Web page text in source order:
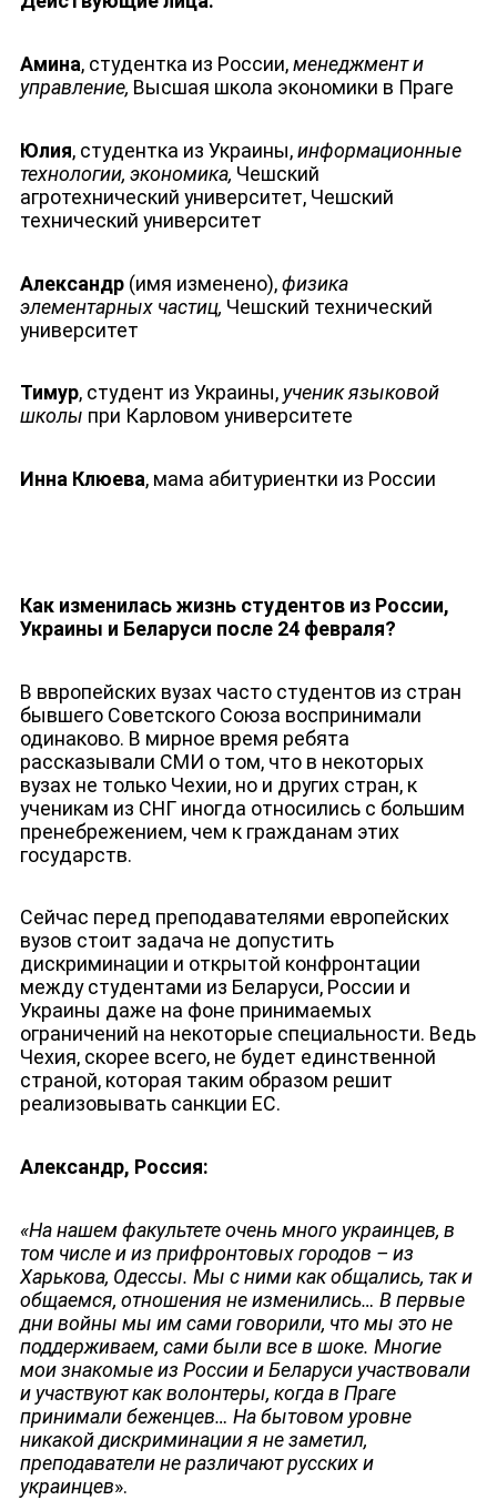
ДЕПУТАТЫ К СЪЕЗДУ
Амина, студентка из России,менеджмент и
управление, Высшая школа экономики в Праге
Юлия, студентка из Украины,информационные
технологии, экономика, Чешский
агротехнический университет, Чешский
технический университет
Александр(имя изменено),физика
элементарных частиц, Чешский технический
университет
Тимур, студент из Украины, ученик языковой
школы при Карловом университете
Инна Клюева, мама абитуриентки из России
Как изменилась жизнь студентов из России,
Украины и Беларуси после 24 февраля?
В ввропейских вузах часто студентов из стран
бывшего Советского Союза воспринимали
одинаково. В мирное время ребята
рассказывали СМИ о том, что в некоторых
вузах не только Чехии, но и других стран, к
ученикам из СНГ иногда относились с большим
пренебрежением, чем к гражданам этих
государств.
Сейчас перед преподавателями европейских
вузов стоит задача не допустить
дискриминации и открытой конфронтации
между студентами из Беларуси, России и
Украины даже на фоне принимаемых
ограничений на некоторые специальности. Ведь
Чехия, скорее всего, не будет единственной
страной, которая таким образом решит
реализовывать санкции ЕС.
Александр, Россия:
«На нашем факультете очень много украинцев, в
том числе и из прифронтовых городов – из
Харькова, Одессы. Мы с ними как общались, так и
общаемся, отношения не изменились… В первые
дни войны мы им сами говорили, что мы это не
поддерживаем, сами были все в шоке. Многие
мои знакомые из России и Беларуси участвовали
и участвуют как волонтеры, когда в Праге
принимали беженцев… На бытовом уровне
никакой дискриминации я не заметил,
преподаватели не различают русских и
украинцев».